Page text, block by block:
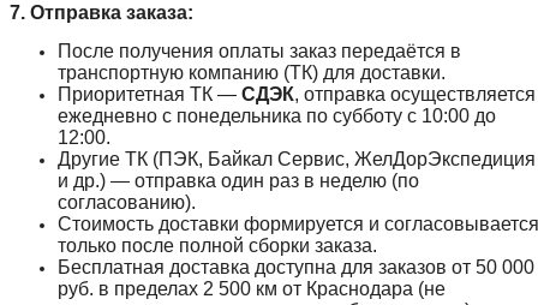
7. Отправка заказа:
После получения оплаты заказ передаётся в
транспортную компанию (ТК) для доставки.
Приоритетная ТК — СДЭК, отправка осуществляется
ежедневно с понедельника по субботу с 10:00 до
12:00.
Другие ТК (ПЭК, Байкал Сервис, ЖелДорЭкспедиция
и др.) — отправка один раз в неделю (по
согласованию).
Стоимость доставки формируется и согласовывается
только после полной сборки заказа.
Бесплатная доставка доступна для заказов от 50 000
руб. в пределах 2 500 км от Краснодара (не